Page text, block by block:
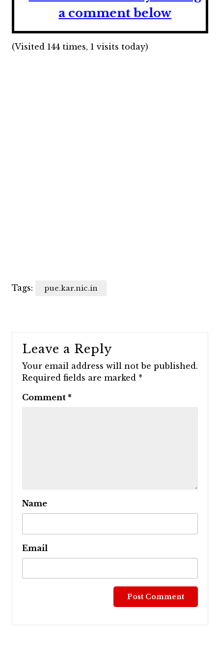
a comment below
(Visited 144 times, 1 visits today)
Tags: pue.kar.nic.in
Leave a Reply
Your email address will not be published.
Required fields are marked *
Comment *
Name
Email